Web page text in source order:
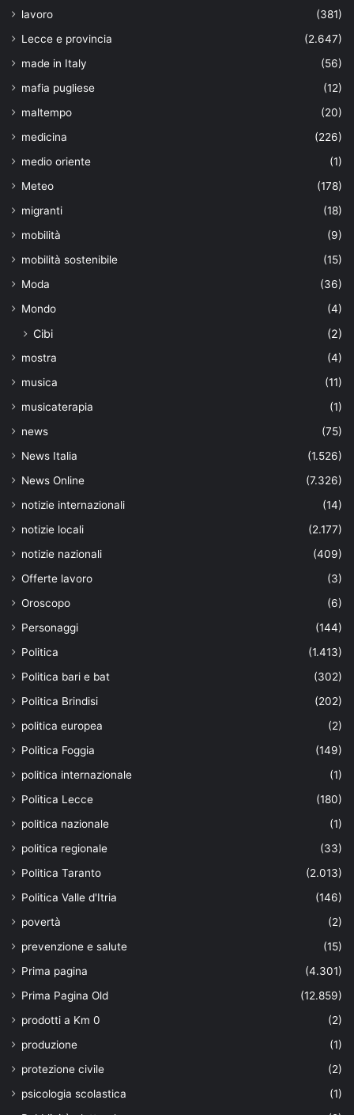
lavoro
(381)
Lecce e provincia
(2.647)
made in Italy
(56)
mafia pugliese
(12)
maltempo
(20)
medicina
(226)
medio oriente
(1)
Meteo
(178)
migranti
(18)
mobilità
(9)
mobilità sostenibile
(15)
Moda
(36)
Mondo
(4)
Cibi (2)
mostra
(4)
musica
(11)
musicaterapia
(1)
news
(75)
News Italia
(1.526)
News Online
(7.326)
notizie internazionali
(14)
notizie locali
(2.177)
notizie nazionali
(409)
Offerte lavoro
(3)
Oroscopo
(6)
Personaggi
(144)
Politica
(1.413)
Politica bari e bat
(302)
Politica Brindisi
(202)
politica europea
(2)
Politica Foggia
(149)
politica internazionale
(1)
Politica Lecce
(180)
politica nazionale
(1)
politica regionale
(33)
Politica Taranto
(2.013)
Politica Valle d'Itria
(146)
povertà
(2)
prevenzione e salute
(15)
Prima pagina
(4.301)
Prima Pagina Old
(12.859)
prodotti a Km 0
(2)
produzione
(1)
protezione civile
(2)
psicologia scolastica
(1)